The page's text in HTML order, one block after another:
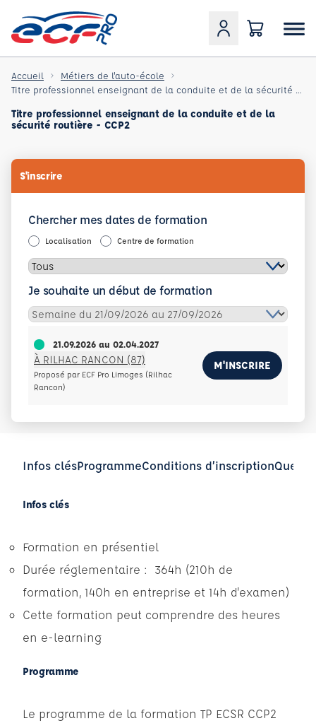
Accueil
Métiers de l'auto-école
Titre professionnel enseignant de la conduite et de la
sécurité routière - CCP2
S'inscrire
Chercher mes dates de formation
Localisation Centre de formation
Je souhaite un début de formation
21.09.2026 au 02.04.2027
À RILHAC RANCON (87)
Proposé par ECF Pro Limoges (Rilhac
Rancon)
M'INSCRIRE
Infos clésProgrammeConditions d’inscription
Infos clés
Formation en présentiel
Durée réglementaire : 364h (210h de
formation, 140h en entreprise et 14h d'examen)
Cette formation peut comprendre des heures
en e-learning
Programme
Le programme de la formation TP ECSR CCP2